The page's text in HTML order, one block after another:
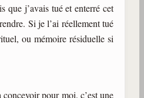
que j’avais tué et enterré cet
Si je l’ai réellement tué
ou mémoire résiduelle si
pour moi, c’est une